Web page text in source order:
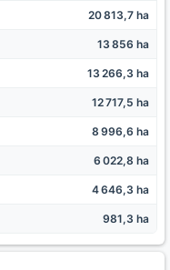
20 813,7 ha
13 856 ha
13 266,3 ha
12 717,5 ha
8 996,6 ha
6 022,8 ha
4 646,3 ha
981,3 ha